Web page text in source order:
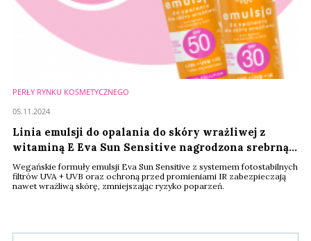
PERŁY RYNKU KOSMETYCZNEGO
Linia emulsji do opalania do skóry wrażliwej z
witaminą E Eva Sun Sensitive nagrodzona srebrną
Perłą Rynku Kosmetycznego
Wegańskie formuły emulsji Eva Sun Sensitive z systemem fotostabilnych
filtrów UVA + UVB oraz ochroną przed promieniami IR zabezpieczają
nawet wrażliwą skórę, zmniejszając ryzyko poparzeń.
05.11.2024